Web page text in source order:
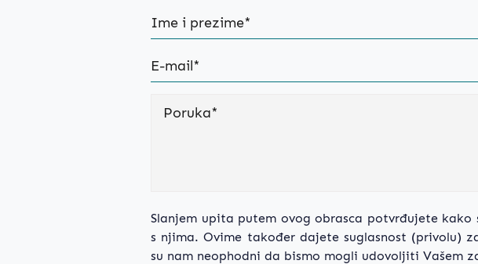
Slanjem upita putem ovog obrasca potvrđujete kako
s njima. Ovime također dajete suglasnost (privolu)
su nam neophodni da bismo mogli udovoljiti Vašem